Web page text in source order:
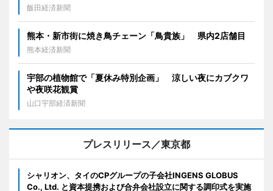
飯田経済新聞
熊本・新市街に焼き鳥チェーン「鳥貴族」 県内2店舗目
熊本経済新聞
宇部の植物館で「夏休み特別企画」 涼しい夜にカブクワ
や夜咲花観賞
山口宇部経済新聞
プレスリリース／東京都
シャリオン、タイのCPグループの子会社INGENS GLOBUS
Co., Ltd. と資本提携および合弁会社設立に関する調印式を実施